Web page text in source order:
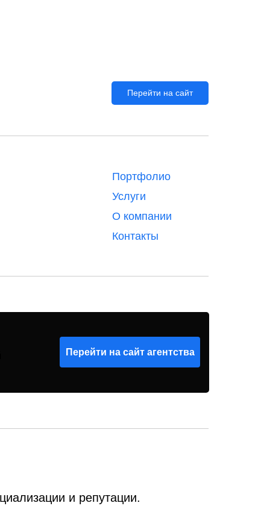
Перейти на сайт
Портфолио
О компании
Контакты
Услуги
Перейти на сайт агентства
и репутации.